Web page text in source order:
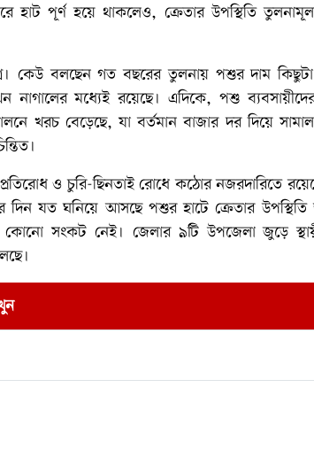
হাট পূর্ণ হয়ে থাকলেও, ক্রেতার উপস্থিতি
কেউ বলছেন গত বছরের তুলনায় পশুর দাম
নাগালের মধ্যেই রয়েছে। এদিকে, পশু
খরচ বেড়েছে, যা বর্তমান বাজার দর দিয়ে
ও চুরি-ছিনতাই রোধে কঠোর নজরদারিতে
দিন যত ঘনিয়ে আসছে পশুর হাটে ক্রেতার
কোনো সংকট নেই। জেলার ৯টি উপজেলা জুড়ে